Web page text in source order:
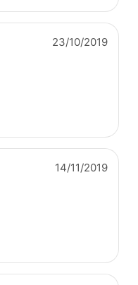
23/10/2019
14/11/2019